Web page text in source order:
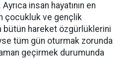
insan hayatının en
çocukluk ve gençlik
bütün hareket özgürlüklerini
tüm gün oturmak zorunda
geçirmek durumunda